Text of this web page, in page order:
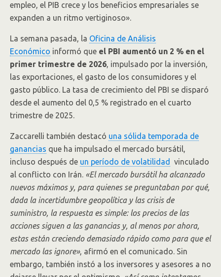
empleo, el PIB crece y los beneficios empresariales se
expanden a un ritmo vertiginoso».
La semana pasada, la Oficina de Análisis
Económico informó que el PBI aumentó un 2 % en el
primer trimestre de 2026, impulsado por la inversión,
las exportaciones, el gasto de los consumidores y el
gasto público. La tasa de crecimiento del PBI se disparó
desde el aumento del 0,5 % registrado en el cuarto
trimestre de 2025.
Zaccarelli también destacó una sólida temporada de
ganancias que ha impulsado el mercado bursátil,
incluso después de un período de volatilidad
vinculado
al conflicto con Irán. «El mercado bursátil ha alcanzado
nuevos máximos y, para quienes se preguntaban por qué,
dada la incertidumbre geopolítica y las crisis de
suministro, la respuesta es simple: los precios de las
acciones siguen a las ganancias y, al menos por ahora,
estas están creciendo demasiado rápido como para que el
mercado las ignore», afirmó en el comunicado. Sin
embargo, también instó a los inversores y asesores a no